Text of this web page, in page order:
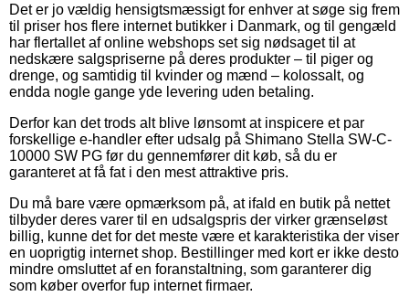
Det er jo vældig hensigtsmæssigt for enhver at søge sig frem
til priser hos flere internet butikker i Danmark, og til gengæld
har flertallet af online webshops set sig nødsaget til at
nedskære salgspriserne på deres produkter – til piger og
drenge, og samtidig til kvinder og mænd – kolossalt, og
endda nogle gange yde levering uden betaling.
Derfor kan det trods alt blive lønsomt at inspicere et par
forskellige e-handler efter udsalg på Shimano Stella SW-C-
10000 SW PG før du gennemfører dit køb, så du er
garanteret at få fat i den mest attraktive pris.
Du må bare være opmærksom på, at ifald en butik på nettet
tilbyder deres varer til en udsalgspris der virker grænseløst
billig, kunne det for det meste være et karakteristika der viser
en uoprigtig internet shop. Bestillinger med kort er ikke desto
mindre omsluttet af en foranstaltning, som garanterer dig
som køber overfor fup internet firmaer.